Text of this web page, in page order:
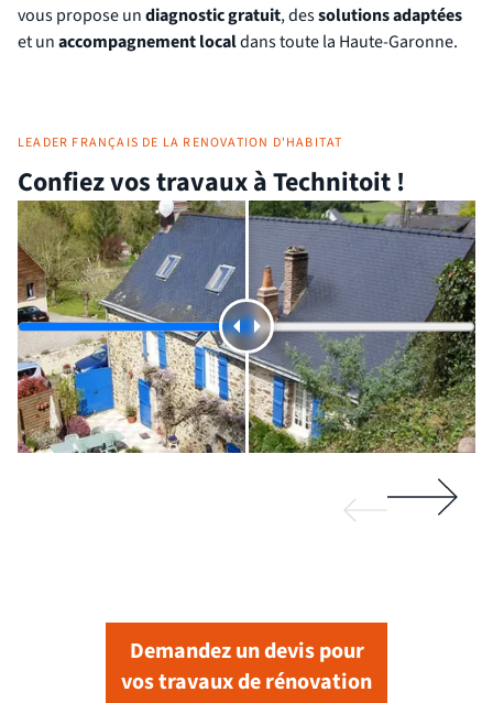
vous propose undiagnostic gratuit, dessolutions adaptées
et unaccompagnement localdans toute la Haute-Garonne.
LEADER FRANÇAIS DE LA RENOVATION D'HABITAT
Confiez vos travaux à Technitoit !
Demandez un devis pour
vos travaux de rénovation